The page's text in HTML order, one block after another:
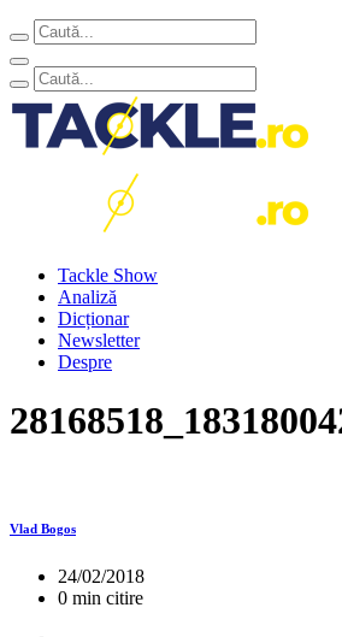
Tackle Show
Analiză
Dicționar
Newsletter
Despre
Vlad Bogos
24/02/2018
0 min citire